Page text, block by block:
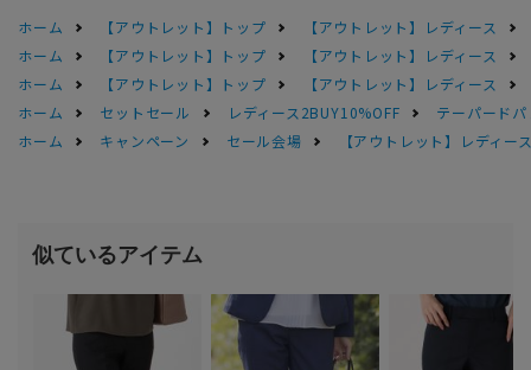
ホーム 【アウトレット】トップ
【アウトレット】レディース
ホーム
【アウトレット】トップ
【アウトレット】レディース
ホーム
【アウトレット】トップ
【アウトレット】レディース
ホーム
セットセール レディース2BUY10%OFF
テーパード
ホーム
キャンペーン セール会場 【アウトレット】レディー